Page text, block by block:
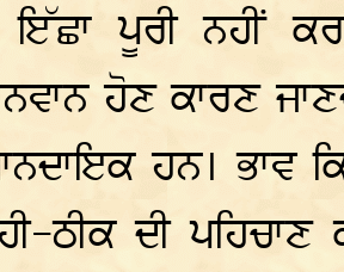
ਇੱਛਾ ਪੂਰੀ ਨਹੀਂ
ਹੋਣ ਕਾਰਣ
ਹਨ। ਭਾਵ
ਠੀਕ ਦੀ